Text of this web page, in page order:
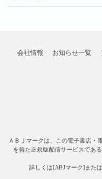
会社情報 お知らせ一覧
ＡＢＪマークは、この電子書店・
を得た正規版配信サービスであ
詳しくは[ABJマーク]また